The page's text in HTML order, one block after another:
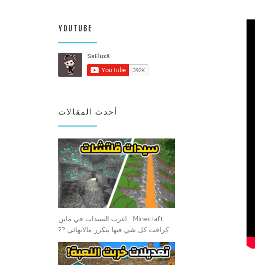
YOUTUBE
أحدث المقالات
Minecraft : اغرب السيدات في ماين
كرافت كل شي فيها يتكرر مالانهائي ??